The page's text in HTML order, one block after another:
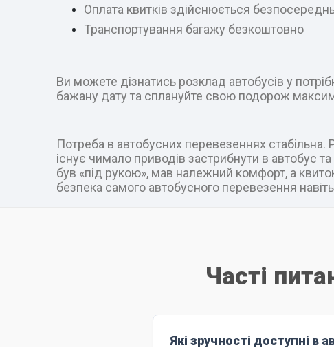
Оплата квитків здійснюється
Транспортування багажу безкоштовно
Ви можете дізнатись розклад автобусів у
бажану дату та сплануйте свою подорож
Потреба в автобусних перевезеннях стабільна.
існує чимало приводів застрибнути в автобус
був «під рукою», мав належний комфорт, а
безпека самого автобусного перевезення
Часті
Які зручності доступні в